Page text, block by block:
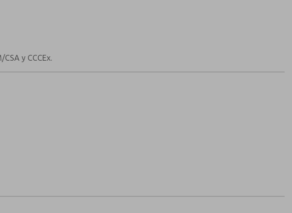
y CCCEx.